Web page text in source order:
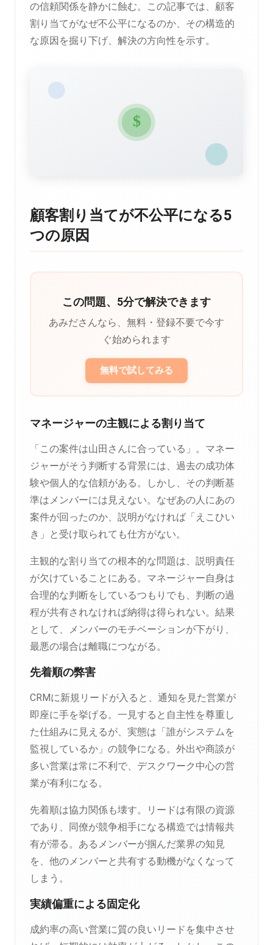
の信頼関係を静かに蝕む。この記事では、顧客
割り当てがなぜ不公平になるのか、その構造的
な原因を掘り下げ、解決の方向性を示す。
顧客割り当てが不公平になる5
つの原因
この問題、5分で解決できます
あみださんなら、無料・登録不要で今す
ぐ始められます
無料で試してみる
マネージャーの主観による割り当て
「この案件は山田さんに合っている」。マネー
ジャーがそう判断する背景には、過去の成功体
験や個人的な信頼がある。しかし、その判断基
準はメンバーには見えない。なぜあの人にあの
案件が回ったのか、説明がなければ「えこひい
き」と受け取られても仕方がない。
主観的な割り当ての根本的な問題は、説明責任
が欠けていることにある。マネージャー自身は
合理的な判断をしているつもりでも、判断の過
程が共有されなければ納得は得られない。結果
として、メンバーのモチベーションが下がり、
最悪の場合は離職につながる。
先着順の弊害
CRMに新規リードが入ると、通知を見た営業が
即座に手を挙げる。一見すると自主性を尊重し
た仕組みに見えるが、実態は「誰がシステムを
監視しているか」の競争になる。外出や商談が
多い営業は常に不利で、デスクワーク中心の営
業が有利になる。
先着順は協力関係も壊す。リードは有限の資源
であり、同僚が競争相手になる構造では情報共
有が滞る。あるメンバーが掴んだ業界の知見
を、他のメンバーと共有する動機がなくなって
しまう。
実績偏重による固定化
成約率の高い営業に質の良いリードを集中させ